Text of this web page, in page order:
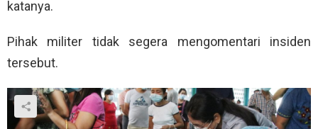
katanya.
Pihak militer tidak segera mengomentari insiden
tersebut.